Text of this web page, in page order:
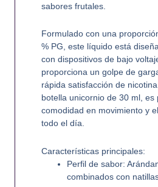
sabores frutales.
Formulado con una
% PG, este líquido está
con dispositivos de bajo
proporciona un golpe de
rápida satisfacción de
botella unicornio de 30 ml, es
comodidad en movimiento y
todo el día.
Características principales:
Perfil de sabor:
combinados con